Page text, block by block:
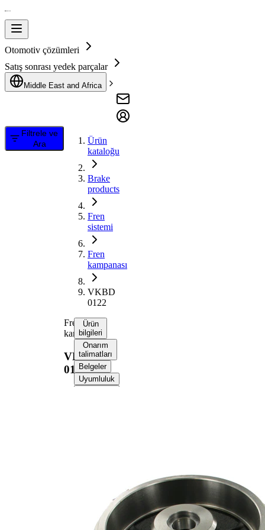
Otomotiv çözümleri
Satış sonrası yedek parçalar
Middle East and Africa
Filtrele ve
Ara
Ürün
kataloğu
Brake
products
Fren
sistemi
Fren
kampanası
VKBD
0122
Fren
kampanası
VKBD
0122
Ürün
bilgileri
Onarım
talimatları
Belgeler
Uyumluluk
165
mm
sayısı